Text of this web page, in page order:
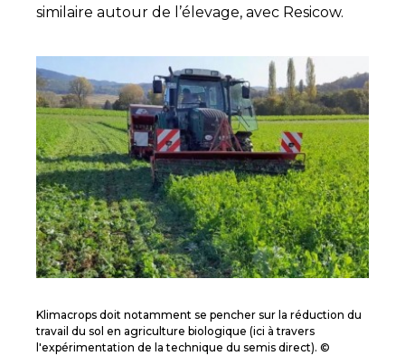
similaire autour de l’élevage, avec Resicow.
Klimacrops doit notamment se pencher sur la réduction du
travail du sol en agriculture biologique (ici à travers
l'expérimentation de la technique du semis direct). ©